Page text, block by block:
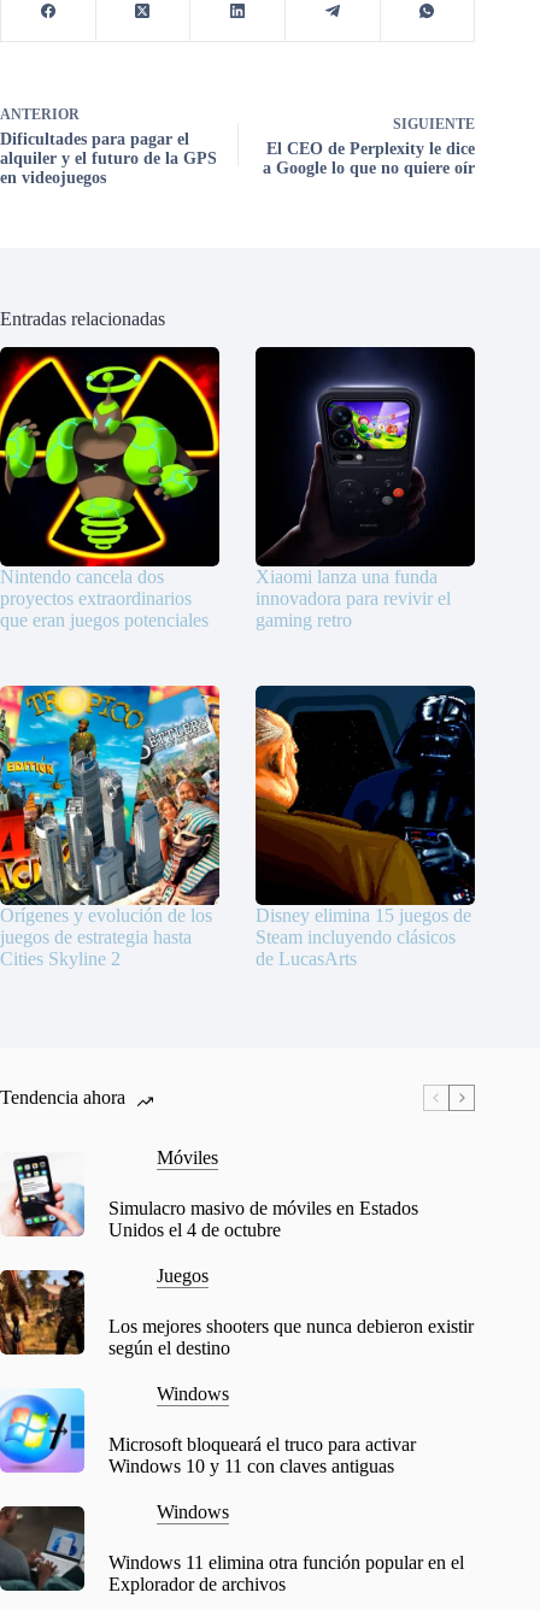
ANTERIOR
Dificultades para pagar el
alquiler y el futuro de la GPS
en videojuegos
SIGUIENTE
El CEO de Perplexity le dice
a Google lo que no quiere oír
Entradas relacionadas
Nintendo cancela dos
proyectos extraordinarios
que eran juegos potenciales
Xiaomi lanza una funda
innovadora para revivir el
gaming retro
Orígenes y evolución de los
juegos de estrategia hasta
Cities Skyline 2
Disney elimina 15 juegos de
Steam incluyendo clásicos
de LucasArts
Tendencia ahora
Móviles
Simulacro masivo de móviles en Estados
Unidos el 4 de octubre
Juegos
Los mejores shooters que nunca debieron existir
según el destino
Windows
Microsoft bloqueará el truco para activar
Windows 10 y 11 con claves antiguas
Windows
Windows 11 elimina otra función popular en el
Explorador de archivos